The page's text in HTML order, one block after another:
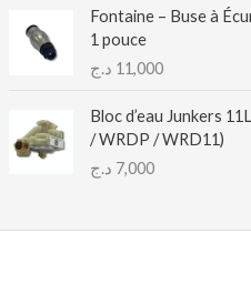
Fontaine – Buse à
1 pouce
11,000 د.ج
Bloc d’eau Junkers
/ WRDP / WRD11)
7,000 د.ج